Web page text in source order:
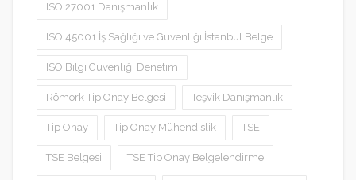
ISO 27001 Danışmanlık
ISO 45001 İş Sağlığı ve Güvenliği İstanbul Belge
ISO Bilgi Güvenliği Denetim
Römork Tip Onay Belgesi Teşvik Danışmanlık
Tip Onay Tip Onay Mühendislik TSE
TSE Belgesi TSE Tip Onay Belgelendirme